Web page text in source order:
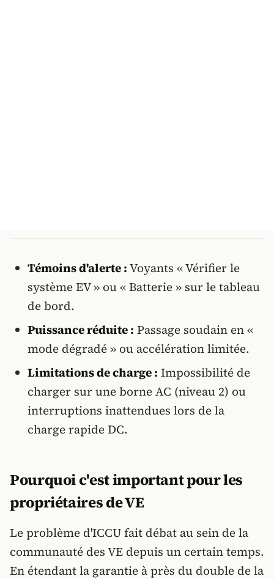
Témoins d'alerte :Voyants « Vérifier le
système EV » ou « Batterie » sur le tableau
de bord.
Puissance réduite : Passage soudain en «
mode dégradé » ou accélération limitée.
Limitations de charge : Impossibilité de
charger sur une borne AC (niveau 2) ou
interruptions inattendues lors de la
charge rapide DC.
Pourquoi c'est important pour les
propriétaires de VE
Le problème d'ICCU fait débat au sein de la
communauté des VE depuis un certain temps.
En étendant la garantie à près du double de la